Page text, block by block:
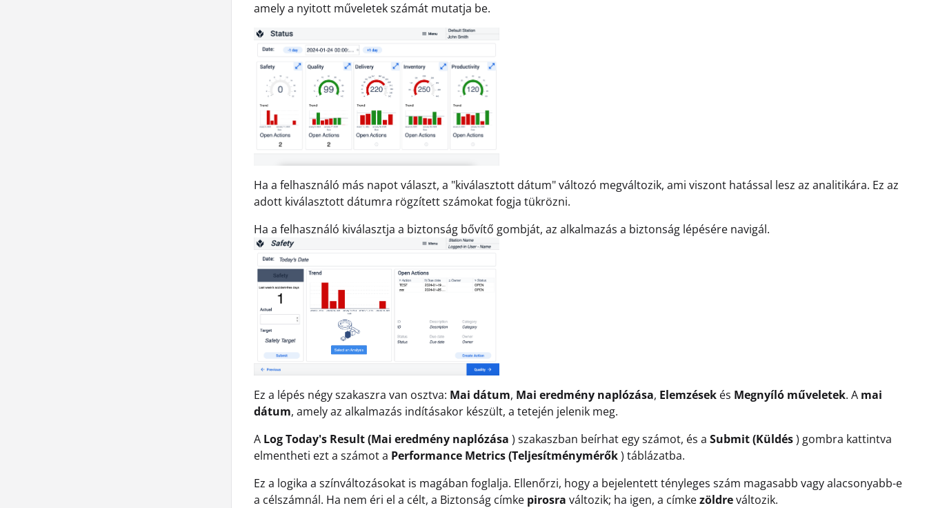
amely a nyitott műveletek számát mutatja be.
Ha a felhasználó más napot választ, a "kiválasztott dátum" változó megváltozik, ami viszont hatással lesz az analitikára. Ez az
adott kiválasztott dátumra rögzített számokat fogja tükrözni.
Ha a felhasználó kiválasztja a biztonság bővítő gombját, az alkalmazás a biztonság lépésére navigál.
Ez a lépés négy szakaszra van osztva: Mai dátum, Mai eredmény naplózása, Elemzések és Megnyíló műveletek. A mai
dátum, amely az alkalmazás indításakor készült, a tetején jelenik meg.
A Log Today's Result (Mai eredmény naplózása ) szakaszban beírhat egy számot, és a Submit (Küldés) gombra kattintva
elmentheti ezt a számot a Performance Metrics (Teljesítménymérők) táblázatba.
Ez a logika a színváltozásokat is magában foglalja. Ellenőrzi, hogy a bejelentett tényleges szám magasabb vagy alacsonyabb-e
a célszámnál. Ha nem éri el a célt, a Biztonság címke pirosra változik; ha igen, a címkezöldreváltozik.